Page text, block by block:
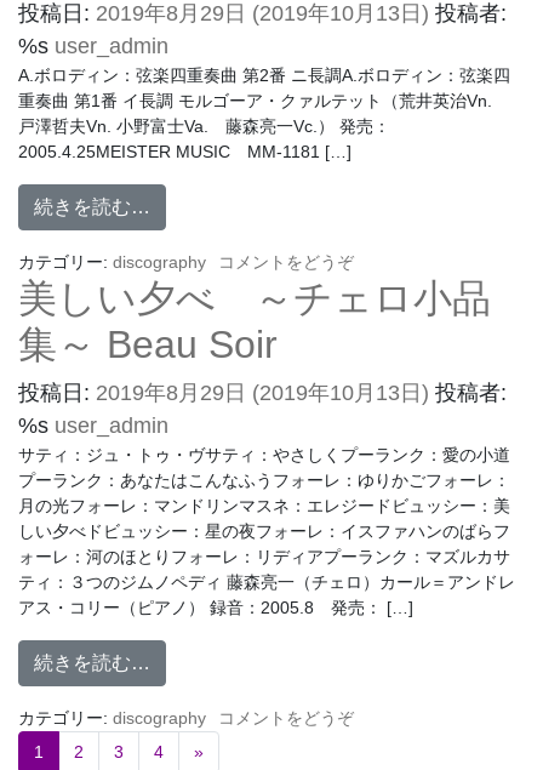
投稿日: 2019年8月29日 (2019年10月13日) 投稿者:
%s user_admin
A.ボロディン：弦楽四重奏曲 第2番 ニ長調A.ボロディン：弦楽四
重奏曲 第1番 イ長調 モルゴーア・クァルテット（荒井英治Vn.
戸澤哲夫Vn. 小野富士Va. 藤森亮一Vc.） 発売：
2005.4.25MEISTER MUSIC MM-1181 […]
続きを読む…
カテゴリー: discography コメントをどうぞ
美しい夕べ ～チェロ小品
集～ Beau Soir
投稿日: 2019年8月29日 (2019年10月13日) 投稿者:
%s user_admin
サティ：ジュ・トゥ・ヴサティ：やさしくプーランク：愛の小道
プーランク：あなたはこんなふうフォーレ：ゆりかごフォーレ：
月の光フォーレ：マンドリンマスネ：エレジードビュッシー：美
しい夕べドビュッシー：星の夜フォーレ：イスファハンのばらフ
ォーレ：河のほとりフォーレ：リディアプーランク：マズルカサ
ティ：３つのジムノペディ 藤森亮一（チェロ）カール＝アンドレ
アス・コリー（ピアノ） 録音：2005.8 発売： […]
続きを読む…
カテゴリー: discography
コメントをどうぞ
1
2 3 4 »